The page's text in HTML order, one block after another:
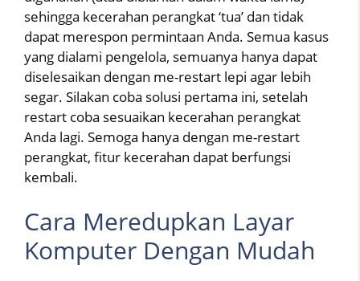
sehingga kecerahan perangkat ‘tua’ dan tidak
dapat merespon permintaan Anda. Semua kasus
yang dialami pengelola, semuanya hanya dapat
diselesaikan dengan me-restart lepi agar lebih
segar. Silakan coba solusi pertama ini, setelah
restart coba sesuaikan kecerahan perangkat
Anda lagi. Semoga hanya dengan me-restart
perangkat, fitur kecerahan dapat berfungsi
kembali.
Cara Meredupkan Layar
Komputer Dengan Mudah